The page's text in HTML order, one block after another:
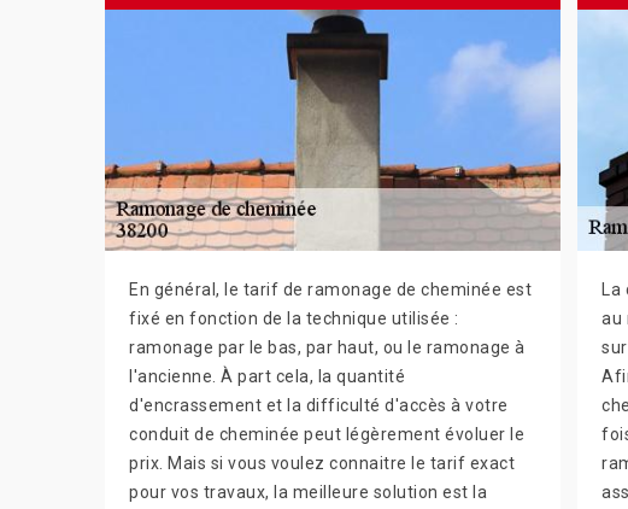
En général, le tarif de ramonage de cheminée est
fixé en fonction de la technique utilisée :
ramonage par le bas, par haut, ou le ramonage à
l'ancienne. À part cela, la quantité
d'encrassement et la difficulté d'accès à votre
conduit de cheminée peut légèrement évoluer le
prix. Mais si vous voulez connaitre le tarif exact
pour vos travaux, la meilleure solution est la
au